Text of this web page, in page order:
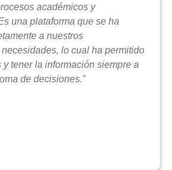
académicos y
una plataforma que se ha
a nuestros
lo cual ha permitido
tener la información siempre a
de decisiones.”